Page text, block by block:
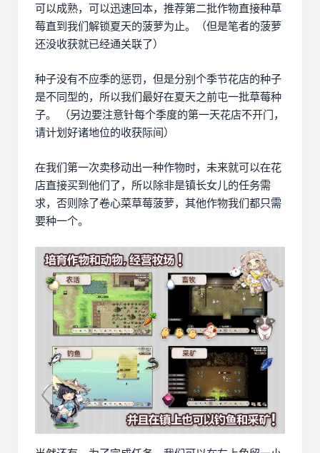
可以成熟，可以迅速回本，推荐第二批作物直接种草
莓直到我们解锁夏天的菠萝为止。（但是笔者的菠萝
还没收获就已经通关联了）
种子没有不应季的惩罚，但是分别个季节花店的种子
是不同型的，所以我们最好在夏天之前屯一批草莓种
子。 （另边要注意针每个季度的第一天花店不开门，
请计划好诸地位的收获际间）
在我们第一次卖移动出一种作物时，未来就可以在花
店直接买到他们了，所以除非是镇长女儿的任务需
求，否则除了卷心菜草莓菠萝，其他作物我们都只需
要种一个。